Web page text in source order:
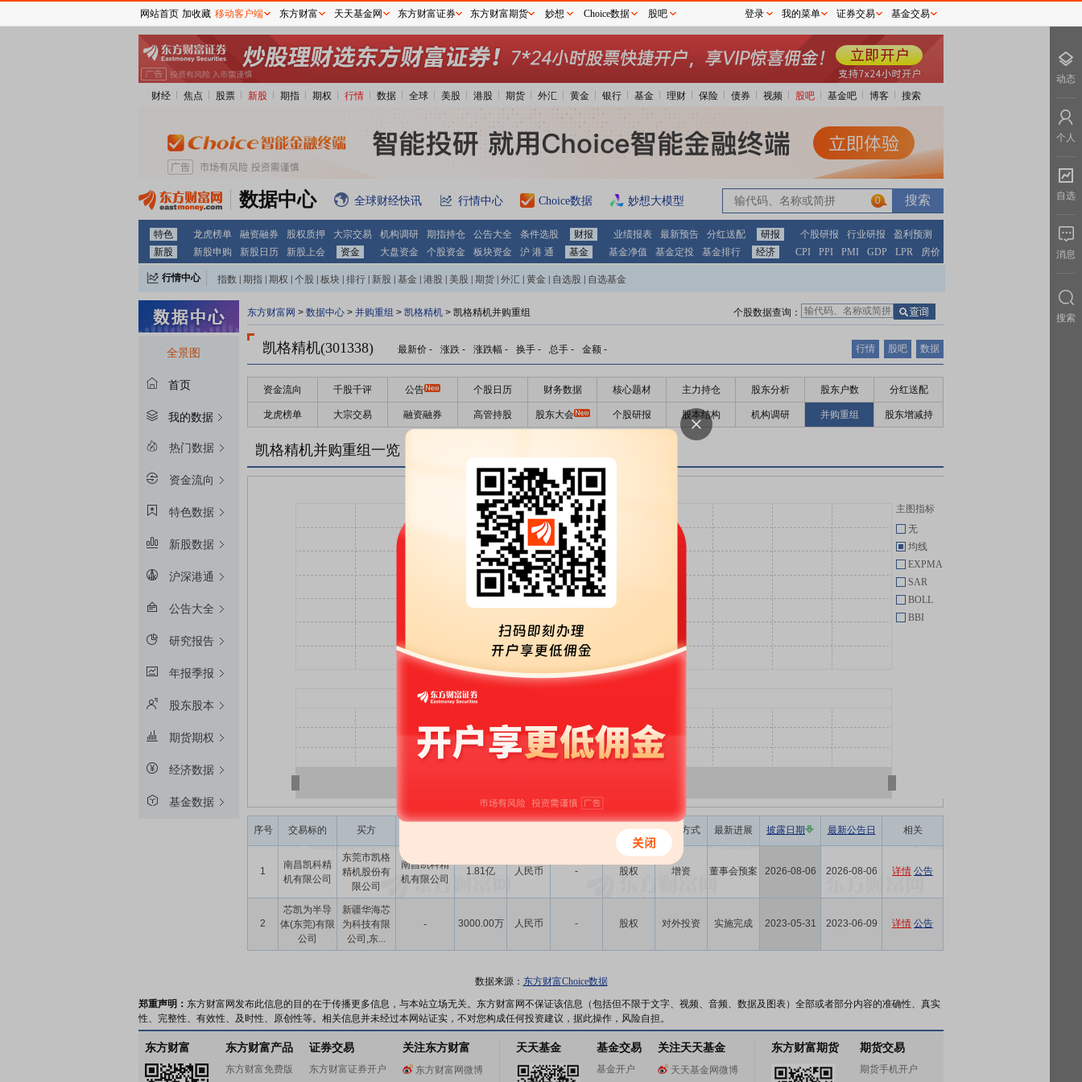
财经 焦点 股票 新股 期指 期权 行情 数据 全球 美股 港股 期货 外汇 黄金 银行 基金 理财 保险 债券 视频 股吧 基金吧 博客 搜索
数据中心 全球财经快讯 行情中心 Choice数据 妙想大模型 0
特色 龙虎榜单 融资融券 股权质押 大宗交易 机构调研 期指持仓 公告大全 条件选股 财报 业绩报表 最新预告 分红送配 研报 个股研报 行业研报
盈利预测
新股
新股申购 新股日历 新股上会 资金 大盘资金 个股资金 板块资金 沪 港 通 基金 基金净值 基金定投 基金排行 经济 CPI PPI PMI GDP LPR 房价
行情中心 指数 期指 期权 个股 板块 排行 新股 基金 港股 美股 期货 外汇 黄金 自选股 自选基金
全景图
首页
我的数据
热门数据
资金流向
特色数据
新股数据
沪深港通
公告大全
研究报告
年报季报
股东股本
期货期权
经济数据
基金数据
东方财富网 > 数据中心 > 并购重组 > 凯格精机 > 凯格精机并购重组 个股数据查询：
凯格精机(301338) 最新价 - 涨跌 - 涨跌幅 - 换手 - 总手 - 金额 - 行情 股吧 数据
资金流向 千股千评 公告 个股日历 财务数据 核心题材 主力持仓 股东分析 股东户数 分红送配
龙虎榜单 大宗交易 融资融券 高管持股 股东大会 个股研报 股本结构 机构调研 并购重组 股东增减持
凯格精机并购重组一览
主图指标
无
均线
EXPMA
SAR
BOLL
BBI
序号 交易标的 买方
交易金额
股权转让
标的类型 并购方式 最新进展 披露日期 最新公告日 相关
1
南昌凯科精
机有限公司
东莞市凯格
精机股份有
限公司
南昌凯科精
机有限公司
1.81亿 人民币 - 股权 增资 董事会预案 2026-08-06 2026-08-06 详情 公告
2
芯凯为半导
体(东莞)有限
公司
新疆华海芯
为科技有限
公司,东...
- 3000.00万 人民币 - 股权 对外投资 实施完成 2023-05-31 2023-06-09 详情 公告
数据来源： 东方财富Choice数据
郑重声明： 东方财富网发布此信息的目的在于传播更多信息，与本站立场无关。东方财富网不保证该信息（包括但不限于文字、视频、音频、数据及图表）全部或者部分内容的准确性、真实
性、完整性、有效性、及时性、原创性等。相关信息并未经过本网站证实，不对您构成任何投资建议，据此操作，风险自担。
东方财富 东方财富产品
东方财富免费版
证券交易
东方财富证券开户
关注东方财富
东方财富网微博
天天基金 基金交易
基金开户
关注天天基金
天天基金网微博
东方财富期货 期货交易
期货手机开户
网站首页 加收藏 移动客户端 东方财富 天天基金网 东方财富证券 东方财富期货 妙想 Choice数据 股吧 登录 我的菜单 证券交易 基金交易
动态
个人
自选
消息
搜索